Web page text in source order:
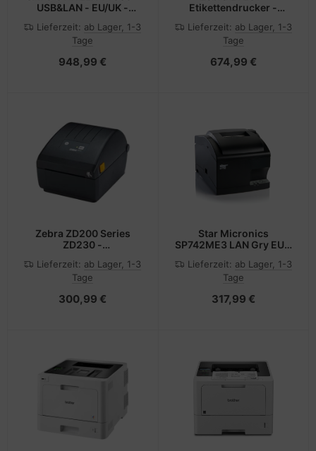
USB&LAN - EU/UK -
Wärme/Wärmeübertragung
- POS-Drucker - 305 x
0.19 µm - 12,8 cm
Lieferzeit: ab Lager, 1-3
Tage
948,99 €
Etikettendrucker -
(11,4 cm)
Lieferzeit: ab Lager, 1-3
Tage
674,99 €
Zebra ZD200 Series
ZD230 -
Thermotransfer - Rolle
(11,2 cm)
Lieferzeit: ab Lager, 1-3
Tage
300,99 €
Star Micronics
SP742ME3 LAN Gry EU -
- Nadel/Matrixdruck
Lieferzeit: ab Lager, 1-3
Tage
317,99 €